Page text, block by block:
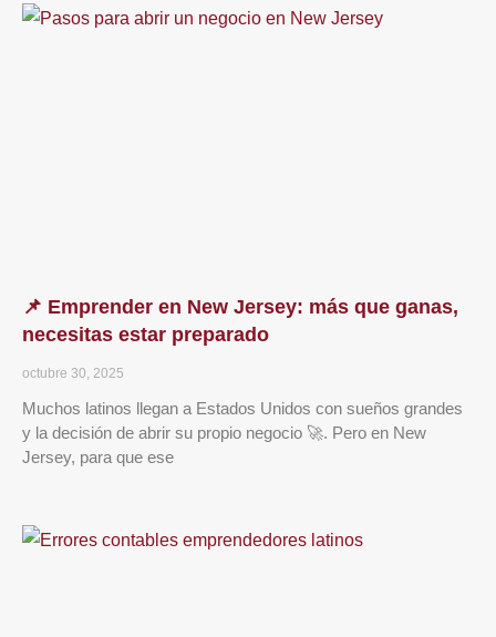
📌 Emprender en New Jersey: más que ganas,
necesitas estar preparado
octubre 30, 2025
Muchos latinos llegan a Estados Unidos con sueños grandes
y la decisión de abrir su propio negocio 🚀. Pero en New
Jersey, para que ese